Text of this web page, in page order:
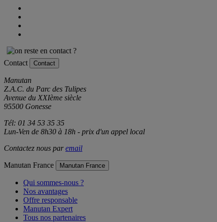
Contact Contact
Manutan
Z.A.C. du Parc des Tulipes
Avenue du XXIème siècle
95500 Gonesse
Tél: 01 34 53 35 35
Lun-Ven de 8h30 à 18h - prix d'un appel local
Contactez nous paremail
Manutan France Manutan France
Qui sommes-nous ?
Nos avantages
Offre responsable
Manutan Expert
Tous nos partenaires